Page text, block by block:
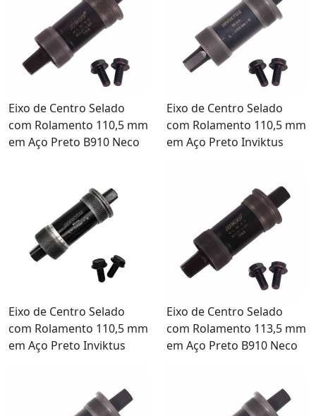
Eixo de Centro Selado
com Rolamento 110,5 mm
em Aço Preto B910 Neco
Eixo de Centro Selado
com Rolamento 110,5 mm
em Aço Preto Inviktus
Eixo de Centro Selado
com Rolamento 110,5 mm
em Aço Preto Inviktus
Eixo de Centro Selado
com Rolamento 113,5 mm
em Aço Preto B910 Neco